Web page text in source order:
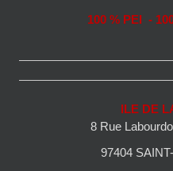
100 % PEI -
ILE DE
8 Rue
97404